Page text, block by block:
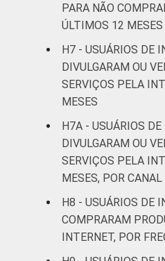
De
De
De
RENDA
FAMILIAR
Mais
Mais
PARA NÃO
ÚLTIMOS 12 MESES
H7 - USUÁRIOS DE
DIVULGARAM OU
SERVIÇOS PELA
MESES
H7A - USUÁRIOS
DIVULGARAM OU
SERVIÇOS PELA
MESES, POR
H8 - USUÁRIOS DE
COMPRARAM
INTERNET, POR